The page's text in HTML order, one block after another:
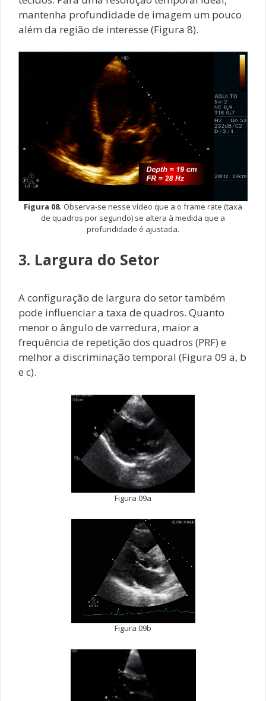
mantenha profundidade de imagem um pouco
além da região de interesse (Figura 8).
Figura 08. Observa-se nesse vídeo que a o frame rate (taxa
de quadros por segundo) se altera à medida que a
profundidade é ajustada.
3. Largura do Setor
A configuração de largura do setor também
pode influenciar a taxa de quadros. Quanto
menor o ângulo de varredura, maior a
frequência de repetição dos quadros (PRF) e
melhor a discriminação temporal (Figura 09 a, b
e c).
Figura 09a
Figura 09b